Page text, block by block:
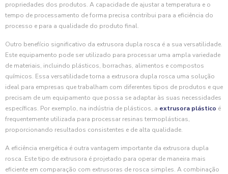
propriedades dos produtos. A capacidade de ajustar a temperatura e o
tempo de processamento de forma precisa contribui para a eficiência do
processo e para a qualidade do produto final.
Outro benefício significativo da extrusora dupla rosca é a sua versatilidade.
Este equipamento pode ser utilizado para processar uma ampla variedade
de materiais, incluindo plásticos, borrachas, alimentos e compostos
químicos. Essa versatilidade torna a extrusora dupla rosca uma solução
ideal para empresas que trabalham com diferentes tipos de produtos e que
precisam de um equipamento que possa se adaptar às suas necessidades
específicas. Por exemplo, na indústria de plásticos, a extrusora plástico é
frequentemente utilizada para processar resinas termoplásticas,
proporcionando resultados consistentes e de alta qualidade.
A eficiência energética é outra vantagem importante da extrusora dupla
rosca. Este tipo de extrusora é projetado para operar de maneira mais
eficiente em comparação com extrusoras de rosca simples. A combinação